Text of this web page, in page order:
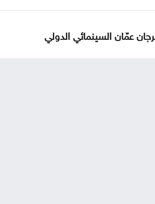
عمّان السينمائي الدولي